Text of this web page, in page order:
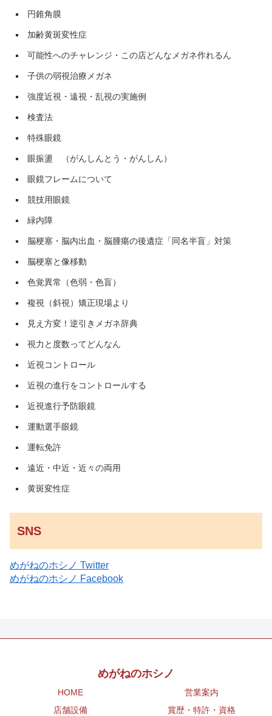
円錐角膜
加齢黄斑変性症
可能性へのチャレンジ・この店どんなメガネ作れるん
子供の弱視治療メガネ
強度近視・遠視・乱視の実施例
検査法
特殊眼鏡
眼振盪 （がんしんとう・がんしん）
眼鏡フレームについて
競技用眼鏡
緑内障
脳梗塞・脳内出血・脳腫瘍の後遺症「同名半盲」対策
脳梗塞と像移動
色覚異常（色弱・色盲）
複視（斜視）矯正現場より
見え方変！逆引きメガネ辞典
視力と度数ってどんなん
近視コントロール
近視の進行をコントロールする
近視進行予防眼鏡
運動選手眼鏡
運転免許
遠近・中近・近々の両用
黄斑変性症
SNS
めがねのホシノ Twitter
めがねのホシノ Facebook
めがねのホシノ
HOME
営業案内
店舗設備
賞歴・特許・資格